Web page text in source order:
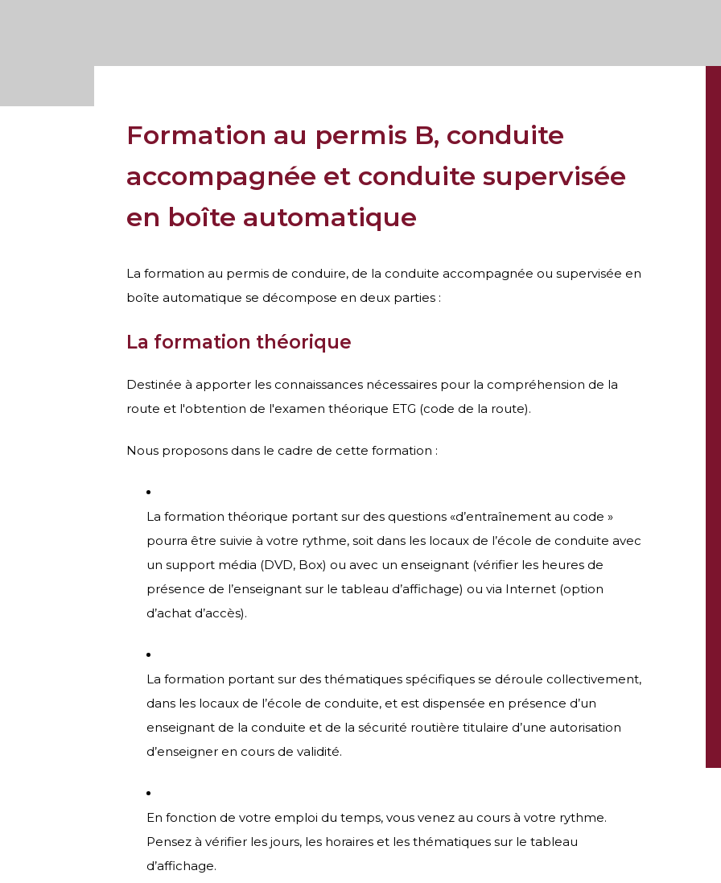
Formation au permis B, conduite
accompagnée et conduite supervisée
en boîte automatique
La formation au permis de conduire, de la conduite accompagnée ou supervisée en
boîte automatique se décompose en deux parties :
La formation théorique
Destinée à apporter les connaissances nécessaires pour la compréhension de la
route et l'obtention de l'examen théorique ETG (code de la route).
Nous proposons dans le cadre de cette formation :
La formation théorique portant sur des questions «d’entraînement au code »
pourra être suivie à votre rythme, soit dans les locaux de l’école de conduite avec
un support média (DVD, Box) ou avec un enseignant (vérifier les heures de
présence de l’enseignant sur le tableau d’affichage) ou via Internet (option
d’achat d’accès).
La formation portant sur des thématiques spécifiques se déroule collectivement,
dans les locaux de l’école de conduite, et est dispensée en présence d’un
enseignant de la conduite et de la sécurité routière titulaire d’une autorisation
d’enseigner en cours de validité.
En fonction de votre emploi du temps, vous venez au cours à votre rythme.
Pensez à vérifier les jours, les horaires et les thématiques sur le tableau
d’affichage.